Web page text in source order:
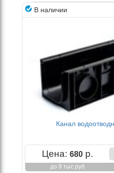
В наличии
Канал
Цена: 680р.
до 8 тыс.руб